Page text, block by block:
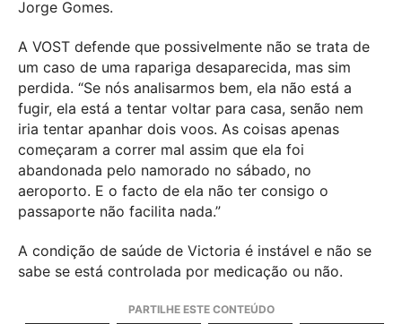
Jorge Gomes.
A VOST defende que possivelmente não se trata de
um caso de uma rapariga desaparecida, mas sim
perdida. “Se nós analisarmos bem, ela não está a
fugir, ela está a tentar voltar para casa, senão nem
iria tentar apanhar dois voos. As coisas apenas
começaram a correr mal assim que ela foi
abandonada pelo namorado no sábado, no
aeroporto. E o facto de ela não ter consigo o
passaporte não facilita nada.”
A condição de saúde de Victoria é instável e não se
sabe se está controlada por medicação ou não.